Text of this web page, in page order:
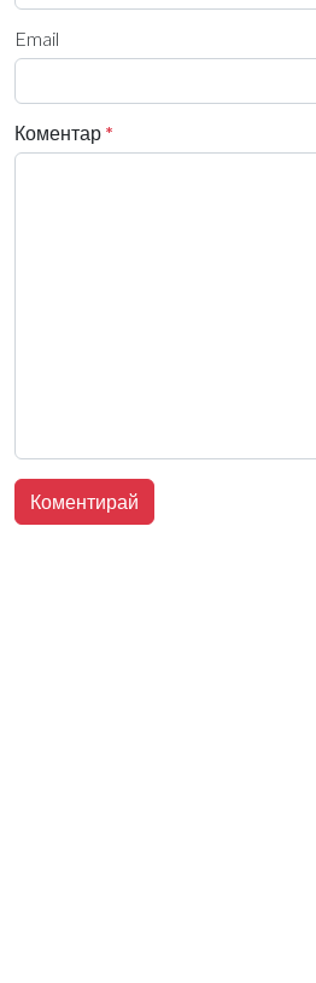
Email
Коментар *